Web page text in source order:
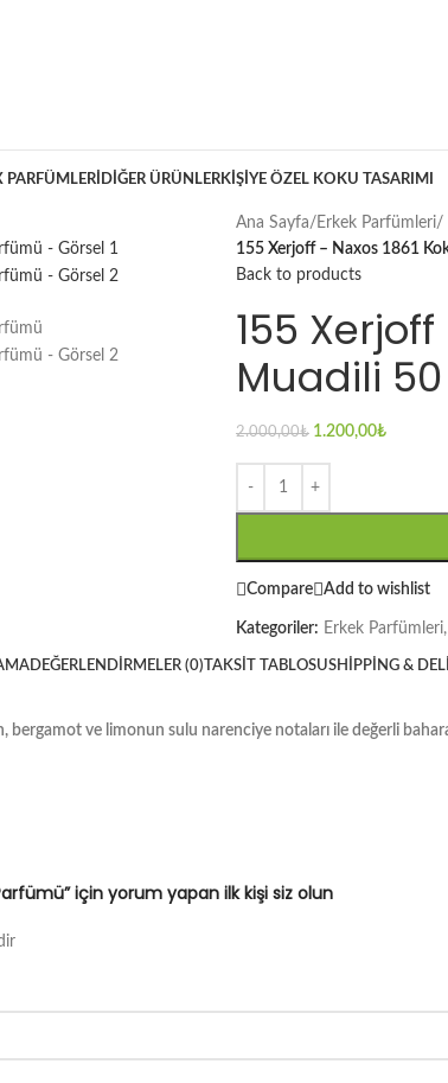
PARFÜMLERI DIĞER ÜRÜNLERKIŞIYE ÖZEL KOKU TASARIMI
Ana Sayfa/ Erkek Parfümleri/
155 Xerjoff – Naxos 1861
Back to products
155
Muadili
2.000,00₺ 1.200,00₺
Compare Add to wishlist
Kategoriler: Erkek Parfümleri,
DEĞERLENDIRMELER (0) TAKSIT TABLOSUSHIPPING &
bergamot ve limonun sulu narenciye notaları ile değerli
için yorum yapan ilk kişi siz olun